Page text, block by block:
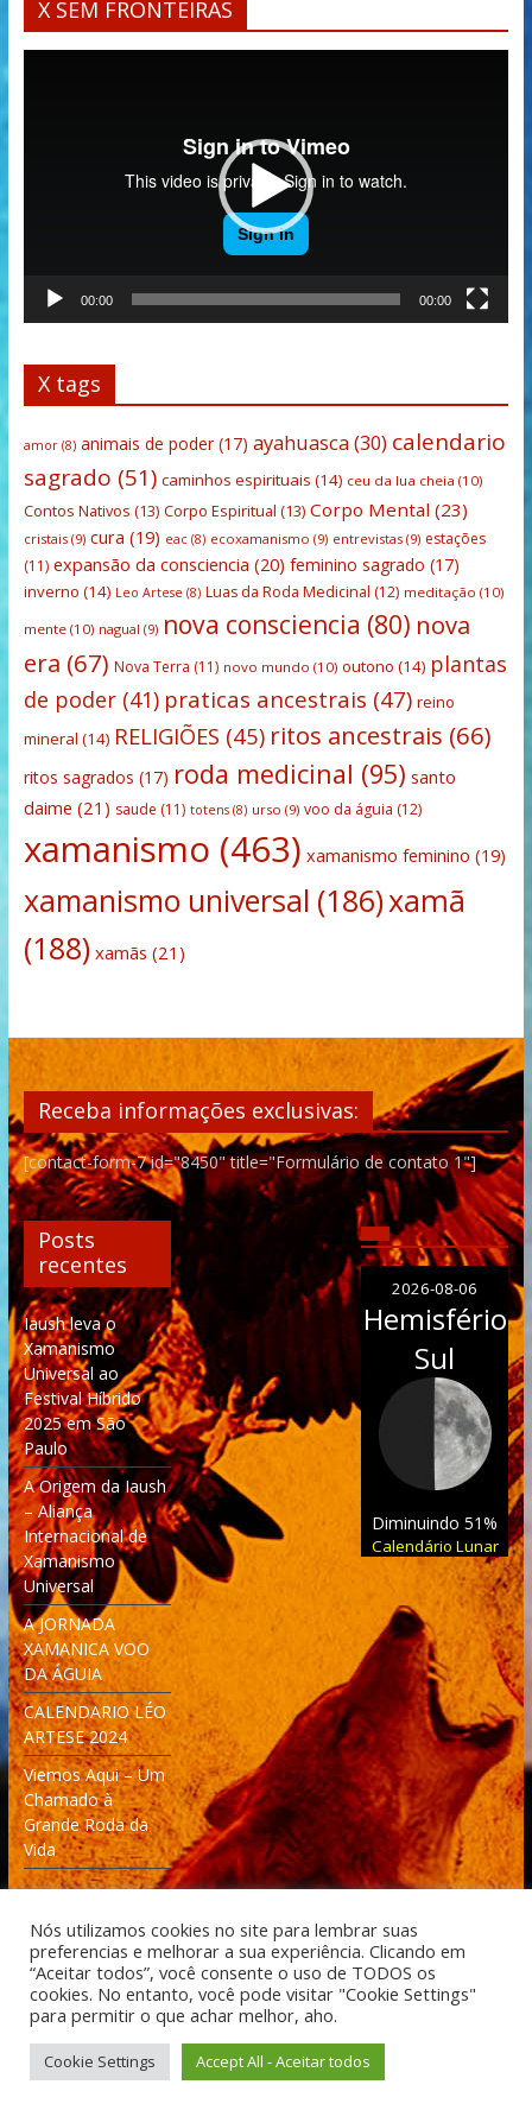
X SEM FRONTEIRAS
00:00 00:00
X tags
amor(8) animais de poder(17) ayahuasca(30) calendario
sagrado (51) caminhos espirituais (14) ceu da lua cheia (10)
Contos Nativos (13) Corpo Espiritual (13) Corpo Mental (23)
cristais(9) cura (19) eac(8) ecoxamanismo (9) entrevistas(9) estações
(11) expansão da consciencia (20) feminino sagrado (17)
inverno (14) Leo Artese (8) Luas da Roda Medicinal (12) meditação (10)
mente(10) nagual (9) nova consciencia (80) nova
era (67) Nova Terra (11) novo mundo (10) outono (14) plantas
de poder(41) praticas ancestrais (47) reino
mineral (14) RELIGIÕES (45) ritos ancestrais (66)
ritos sagrados (17) roda medicinal (95) santo
daime (21) saude (11) totens(8) urso (9) voo da águia (12)
xamanismo (463) xamanismo feminino (19)
xamanismo universal (186)xamã
(188) xamãs (21)
Receba informações exclusivas:
[contact-form-7 id="8450" title="Formulário de contato 1"]
Posts
recentes
Iaush leva o
Xamanismo
Universal ao
Festival Híbrido
2025 em São
Paulo
A Origem da Iaush
– Aliança
Internacional de
Xamanismo
Universal
A JORNADA
XAMANICA VOO
DA ÁGUIA
CALENDARIO LÉO
ARTESE 2024
Viemos Aqui – Um
Chamado à
Grande Roda da
Vida
2026-08-06
Hemisfério
Sul
Diminuindo 51%
Calendário Lunar
Desenvolvido: Moleculas4D - Engenharia Espacial e
Tecnologia [moleculas4d.com.br]
Nós utilizamos cookies no site para lembrar suas
preferencias e melhorar a sua experiência. Clicando em
“Aceitar todos”, você consente o uso de TODOS os
cookies. No entanto, você pode visitar "Cookie Settings"
para permitir o que achar melhor, aho.
Cookie Settings Accept All - Aceitar todos